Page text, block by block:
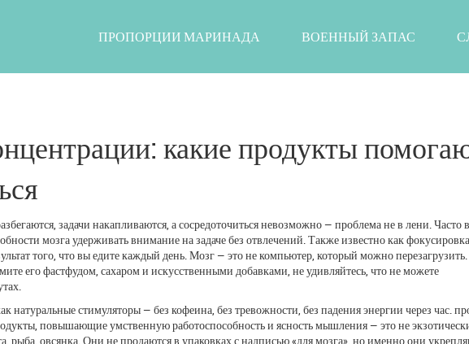
ПРОПОРЦИИ МАРИНАДА ВОЕННЫЙ ЗАПАС
какие продукты
задачи накапливаются, а сосредоточиться невозможно — проблема не в лени. Часто
мозга удерживать внимание на задаче без отвлечений . Также известно какфокусировка
того, что вы едите каждый день. Мозг — это не компьютер, который можно
его фастфудом, сахаром и искусственными добавками, не удивляйтесь, что не можете
натуральные стимуляторы — без кофеина, без тревожности, без падения энергии через час.
повышающие умственную работоспособность и ясность мышления— это не
рыба, овсянка. Они не продаются в упаковках с надписью «для мозга», но именно они